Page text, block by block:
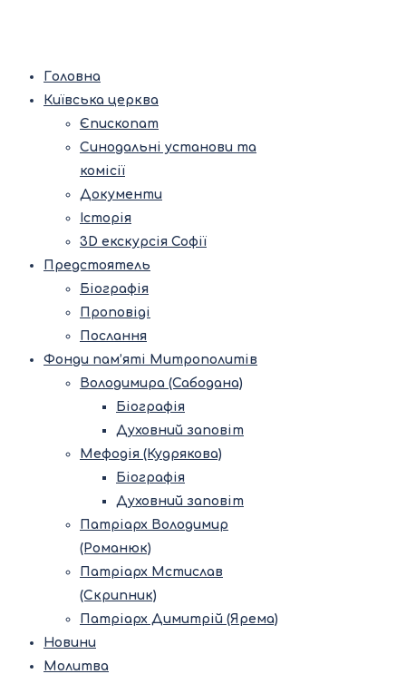
Головна
Київська церква
Єпископат
Синодальні установи та
комісії
Документи
Історія
3D екскурсія Софії
Предстоятель
Біографія
Проповіді
Послання
Фонди пам’яті Митрополитів
Володимира (Сабодана)
Біографія
Духовний заповіт
Мефодія (Кудрякова)
Біографія
Духовний заповіт
Патріарх Володимир
(Романюк)
Патріарх Мстислав
(Скрипник)
Патріарх Димитрій (Ярема)
Новини
Молитва